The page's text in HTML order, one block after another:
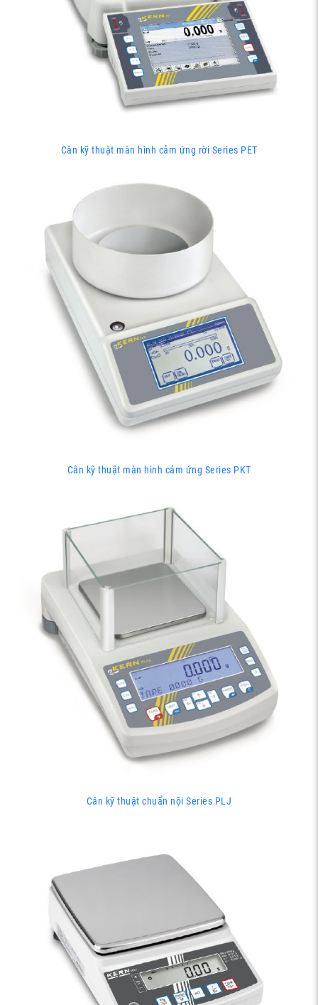
Cân kỹ thuật màn hình cảm ứng rời Series PET
Cân kỹ thuật màn hình cảm ứng Series PKT
Cân kỹ thuật chuẩn nội Series PLJ